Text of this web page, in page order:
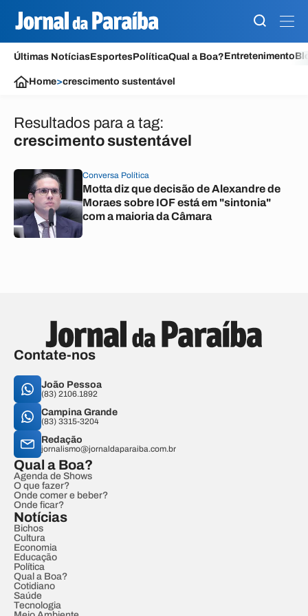
Últimas NotíciasEsportesPolíticaQual a Boa?Entretenimento
Home>crescimento sustentável
Resultados para a tag:
crescimento sustentável
Conversa Política
Motta diz que decisão de Alexandre de
Moraes sobre IOF está em "sintonia"
com a maioria da Câmara
Contate-nos
João Pessoa
(83) 2106.1892
Campina Grande
(83) 3315-3204
Redação
jornalismo@jornaldaparaiba.com.br
Qual a Boa?
Agenda de Shows
O que fazer?
Onde comer e beber?
Onde ficar?
Notícias
Bichos
Cultura
Economia
Educação
Política
Qual a Boa?
Cotidiano
Saúde
Tecnologia